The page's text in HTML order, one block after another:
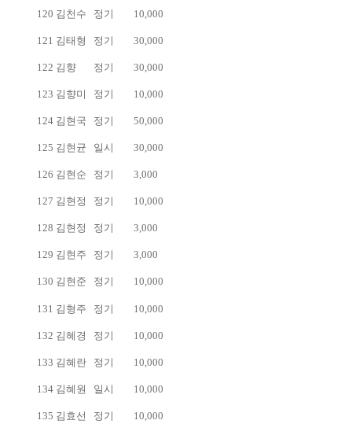
120 김천수 정기 10,000
121 김태형 정기 30,000
122 김향 정기 30,000
123 김향미 정기 10,000
124 김현국 정기 50,000
125 김현균 일시 30,000
126 김현순 정기 3,000
127 김현정 정기 10,000
128 김현정 정기 3,000
129 김현주 정기 3,000
130 김현준 정기 10,000
131 김형주 정기 10,000
132 김혜경 정기 10,000
133 김혜란 정기 10,000
134 김혜원 일시 10,000
135 김효선 정기 10,000